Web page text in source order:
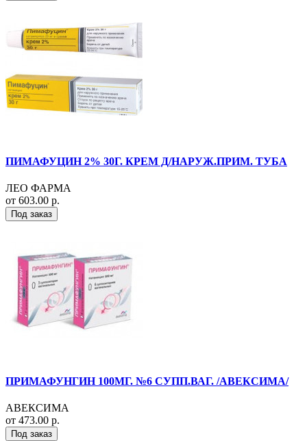
ПИМАФУЦИН 2% 30Г. КРЕМ Д/НАРУЖ.ПРИМ. ТУБА
ЛЕО ФАРМА
от 603.00 р.
Под заказ
ПРИМАФУНГИН 100МГ. №6 СУПП.ВАГ. /АВЕКСИМА/
АВЕКСИМА
от 473.00 р.
Под заказ